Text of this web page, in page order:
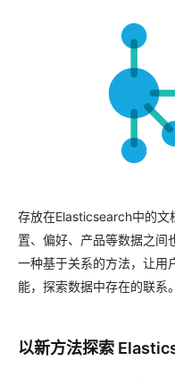
存放在Elasticsearch中的文
置、偏好、产品等数据之间
一种基于关系的方法，让用
能，探索数据中存在的联系。
以新方法探索